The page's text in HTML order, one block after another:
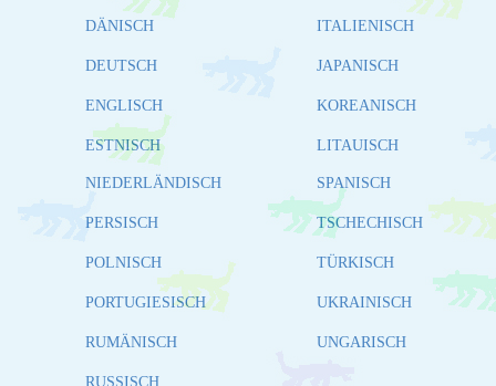
DÄNISCH
DEUTSCH
ENGLISCH
ESTNISCH
ITALIENISCH
JAPANISCH
KOREANISCH
LITAUISCH
NIEDERLÄNDISCH
PERSISCH
POLNISCH
PORTUGIESISCH
RUMÄNISCH
RUSSISCH
SPANISCH
TSCHECHISCH
TÜRKISCH
UKRAINISCH
UNGARISCH